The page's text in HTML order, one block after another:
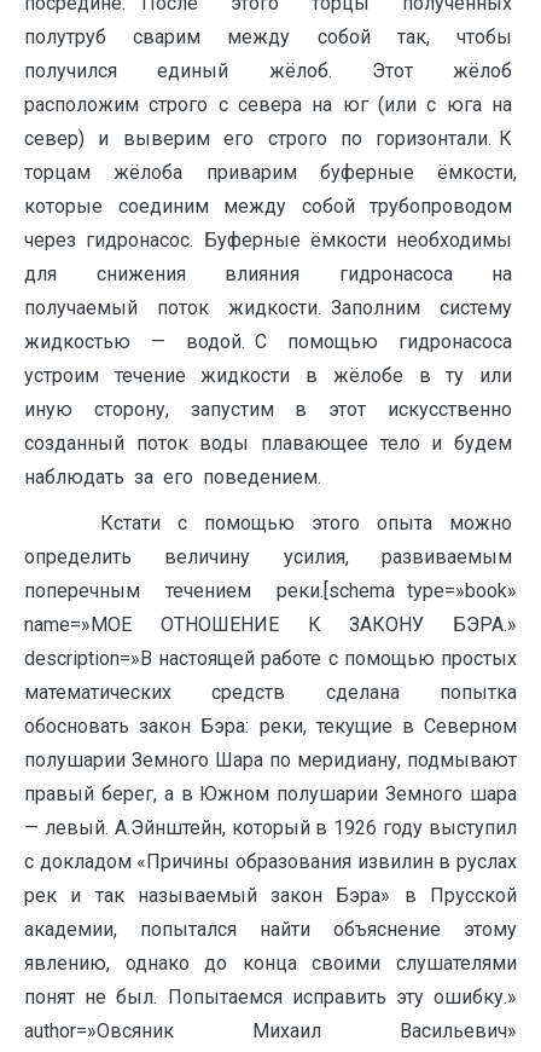
полутруб сварим между собой так, чтобы
получился единый жёлоб. Этот жёлоб
расположим строго с севера на юг (или с юга на
север) и выверим его строго по горизонтали. К
торцам жёлоба приварим буферные ёмкости,
которые соединим между собой трубопроводом
через гидронасос. Буферные ёмкости необходимы
для снижения влияния гидронасоса на
получаемый поток жидкости. Заполним систему
жидкостью — водой. С помощью гидронасоса
устроим течение жидкости в жёлобе в ту или
иную сторону, запустим в этот искусственно
созданный поток воды плавающее тело и будем
наблюдать за его поведением.
Кстати с помощью этого опыта можно
определить величину усилия, развиваемым
поперечным течением реки.[schema type=»book»
name=»МОЕ ОТНОШЕНИЕ К ЗАКОНУ БЭРА.»
description=»В настоящей работе с помощью простых
математических средств сделана попытка
обосновать закон Бэра: реки, текущие в Северном
полушарии Земного Шара по меридиану, подмывают
правый берег, а в Южном полушарии Земного шара
— левый. А.Эйнштейн, который в 1926 году выступил
с докладом «Причины образования извилин в руслах
рек и так называемый закон Бэра» в Прусской
академии, попытался найти объяснение этому
явлению, однако до конца своими слушателями
понят не был. Попытаемся исправить эту ошибку.»
author=»Овсяник Михаил Васильевич»